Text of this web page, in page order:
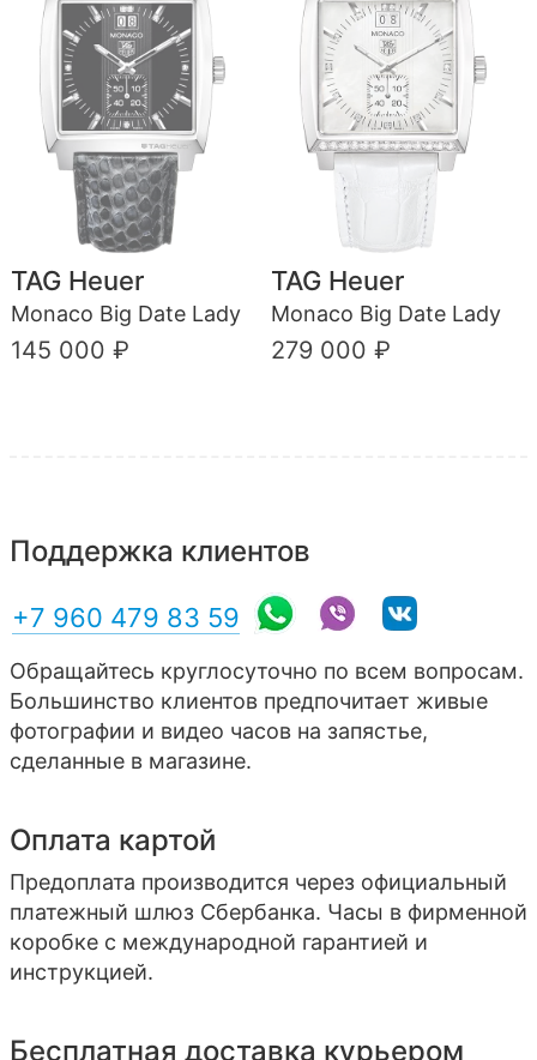
TAG Heuer
Monaco Big Date Lady
145 000 ₽
TAG Heuer
Monaco Big Date Lady
279 000 ₽
Поддержка клиентов
+7 960 479 83 59
Обращайтесь круглосуточно по всем вопросам.
Большинство клиентов предпочитает живые
фотографии и видео часов на запястье,
сделанные в магазине.
Оплата картой
Предоплата производится через официальный
платежный шлюз Сбербанка. Часы в фирменной
коробке с международной гарантией и
инструкцией.
Бесплатная доставка курьером